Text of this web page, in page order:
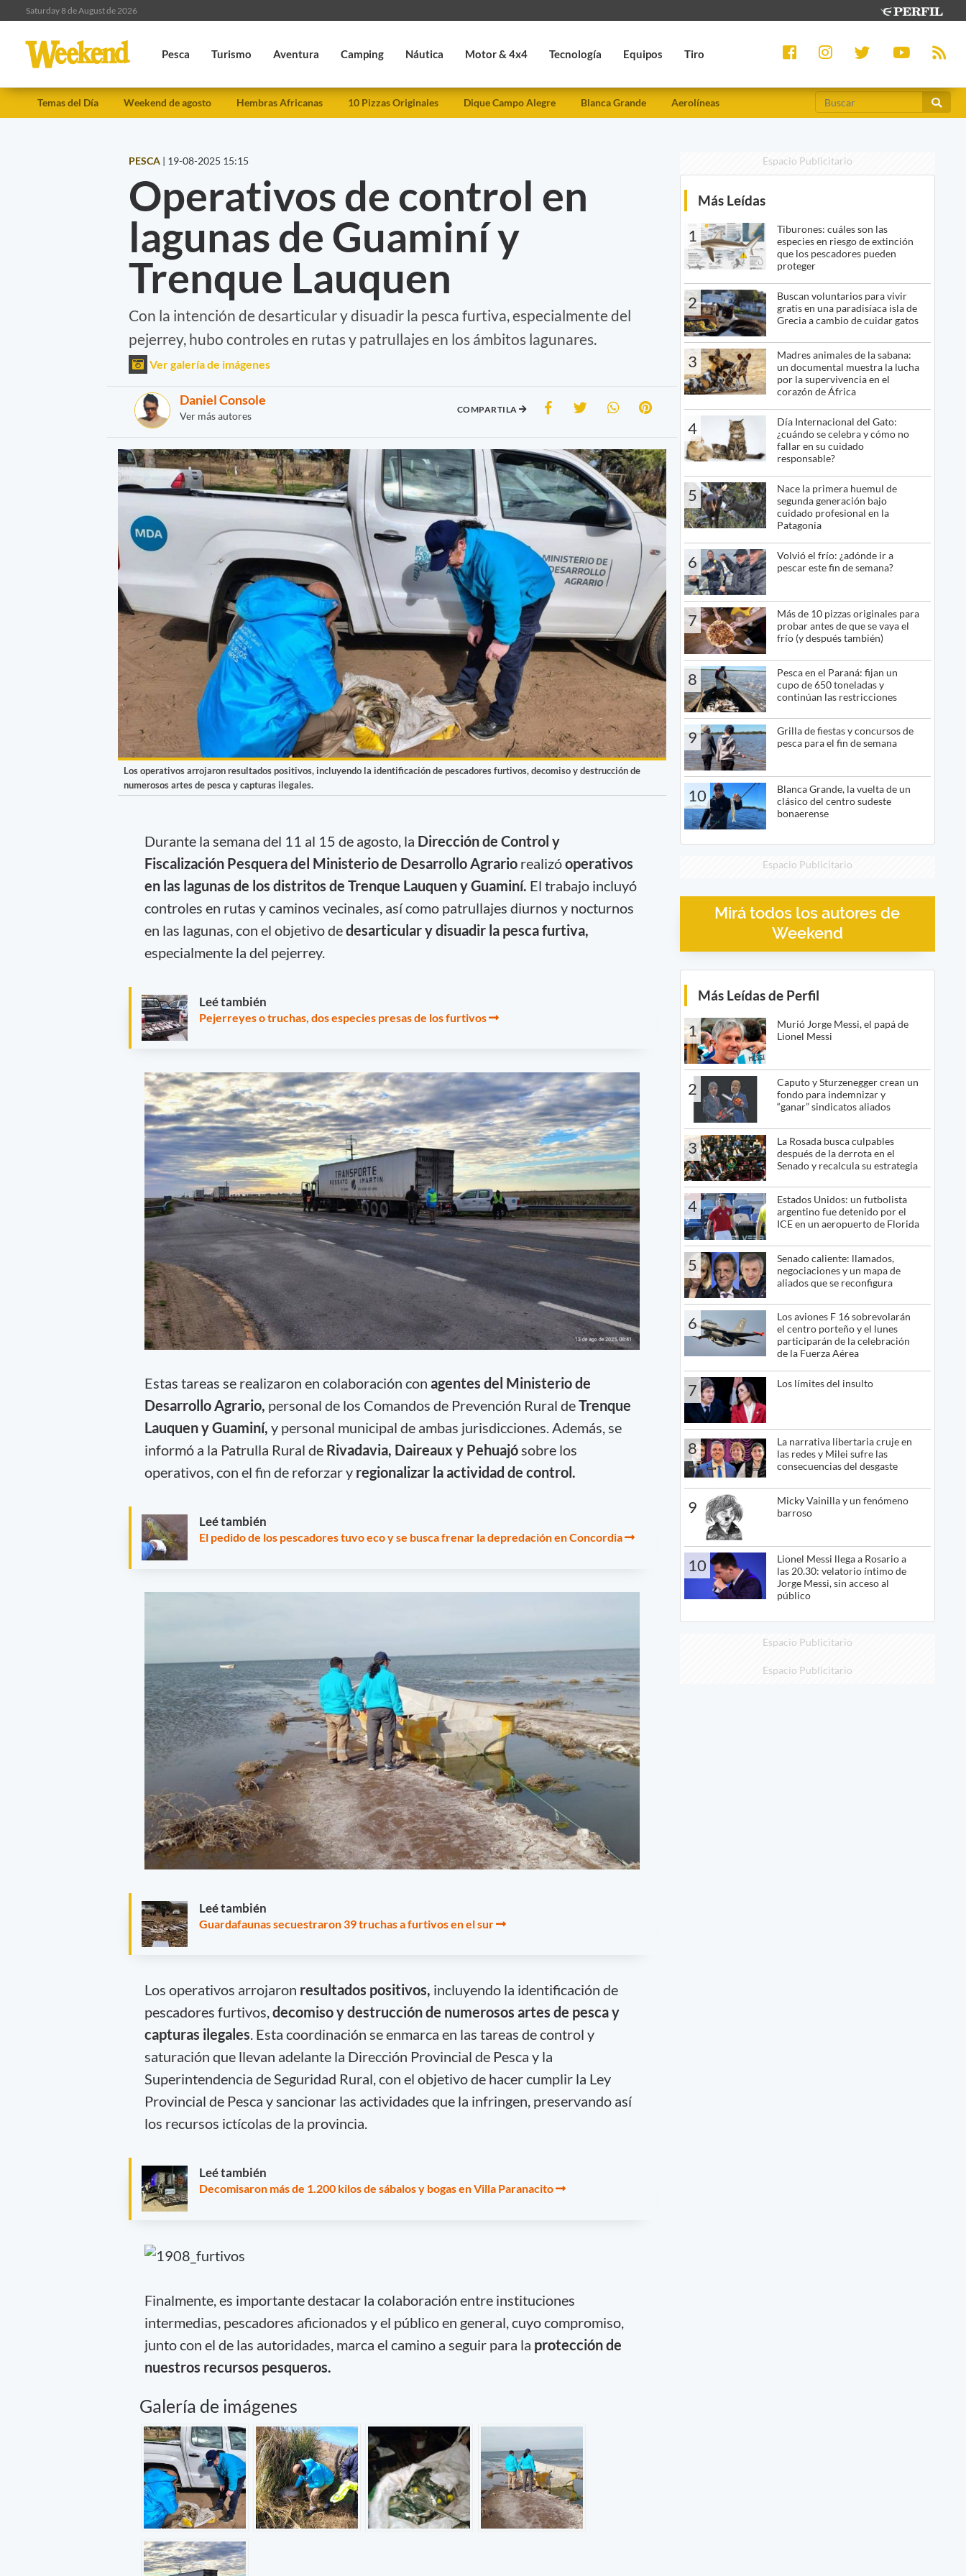
Saturday 8 de August de 2026
Pesca Turismo Aventura Camping Náutica Motor & 4x4 Tecnología Equipos Tiro
Temas del Día Weekend de agosto Hembras Africanas 10 Pizzas Originales Dique Campo Alegre Blanca Grande Aerolíneas
PESCA | 19-08-2025 15:15
Operativos de control en
lagunas de Guaminí y
Trenque Lauquen
Con la intención de desarticular y disuadir la pesca furtiva, especialmente del
pejerrey, hubo controles en rutas y patrullajes en los ámbitos lagunares.
Ver galería de imágenes
Daniel Console
Ver más autores
COMPARTILA
Los operativos arrojaron resultados positivos, incluyendo la identificación de pescadores furtivos, decomiso y destrucción de
numerosos artes de pesca y capturas ilegales.
Durante la semana del 11 al 15 de agosto, la Dirección de Control y
Fiscalización Pesquera del Ministerio de Desarrollo Agrariorealizóoperativos
en las lagunas de los distritos de Trenque Lauquen y Guaminí. El trabajo incluyó
controles en rutas y caminos vecinales, así como patrullajes diurnos y nocturnos
en las lagunas, con el objetivo dedesarticular y disuadir la pesca furtiva,
especialmente la del pejerrey.
Leé también
Pejerreyes o truchas, dos especies presas de los furtivos
Estas tareas se realizaron en colaboración con agentes del Ministerio de
Desarrollo Agrario, personal de los Comandos de Prevención Rural deTrenque
Lauquen y Guaminí, y personal municipal de ambas jurisdicciones. Además, se
informó a la Patrulla Rural de Rivadavia, Daireaux y Pehuajó sobre los
operativos, con el fin de reforzar y regionalizar la actividad de control.
Leé también
El pedido de los pescadores tuvo eco y se busca frenar la depredación en Concordia
Leé también
Guardafaunas secuestraron 39 truchas a furtivos en el sur
Los operativos arrojaron resultados positivos, incluyendo la identificación de
pescadores furtivos, decomiso y destrucción de numerosos artes de pesca y
capturas ilegales . Esta coordinación se enmarca en las tareas de control y
saturación que llevan adelante la Dirección Provincial de Pesca y la
Superintendencia de Seguridad Rural, con el objetivo de hacer cumplir la Ley
Provincial de Pesca y sancionar las actividades que la infringen, preservando así
los recursos ictícolas de la provincia.
Leé también
Decomisaron más de 1.200 kilos de sábalos y bogas en Villa Paranacito
Finalmente, es importante destacar la colaboración entre instituciones
intermedias, pescadores aficionados y el público en general, cuyo compromiso,
junto con el de las autoridades, marca el camino a seguir para la protección de
nuestros recursos pesqueros.
Galería de imágenes
Espacio Publicitario
Más Leídas
1
Tiburones: cuáles son las
especies en riesgo de extinción
que los pescadores pueden
proteger
2
Buscan voluntarios para vivir
gratis en una paradisíaca isla de
Grecia a cambio de cuidar gatos
3
Madres animales de la sabana:
un documental muestra la lucha
por la supervivencia en el
corazón de África
4
Día Internacional del Gato:
¿cuándo se celebra y cómo no
fallar en su cuidado
responsable?
5
Nace la primera huemul de
segunda generación bajo
cuidado profesional en la
Patagonia
6
Volvió el frío: ¿adónde ir a
pescar este fin de semana?
7
Más de 10 pizzas originales para
probar antes de que se vaya el
frío (y después también)
8
Pesca en el Paraná: fijan un
cupo de 650 toneladas y
continúan las restricciones
9
Grilla de fiestas y concursos de
pesca para el fin de semana
10
Blanca Grande, la vuelta de un
clásico del centro sudeste
bonaerense
Espacio Publicitario
Mirá todos los autores de
Weekend
Más Leídas de Perfil
1
Murió Jorge Messi, el papá de
Lionel Messi
2
Caputo y Sturzenegger crean un
fondo para indemnizar y
“ganar” sindicatos aliados
3
La Rosada busca culpables
después de la derrota en el
Senado y recalcula su estrategia
4
Estados Unidos: un futbolista
argentino fue detenido por el
ICE en un aeropuerto de Florida
5
Senado caliente: llamados,
negociaciones y un mapa de
aliados que se reconfigura
6
Los aviones F 16 sobrevolarán
el centro porteño y el lunes
participarán de la celebración
de la Fuerza Aérea
7 Los límites del insulto
8
La narrativa libertaria cruje en
las redes y Milei sufre las
consecuencias del desgaste
9
Micky Vainilla y un fenómeno
barroso
10
Lionel Messi llega a Rosario a
las 20.30: velatorio íntimo de
Jorge Messi, sin acceso al
público
Espacio Publicitario
Espacio Publicitario